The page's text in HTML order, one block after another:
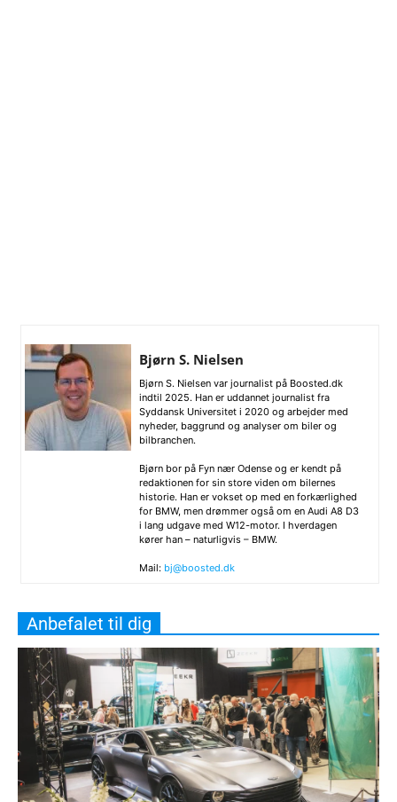
Bjørn S. Nielsen
Bjørn S. Nielsen var journalist på Boosted.dk
indtil 2025. Han er uddannet journalist fra
Syddansk Universitet i 2020 og arbejder med
nyheder, baggrund og analyser om biler og
bilbranchen.
Bjørn bor på Fyn nær Odense og er kendt på
redaktionen for sin store viden om bilernes
historie. Han er vokset op med en forkærlighed
for BMW, men drømmer også om en Audi A8 D3
i lang udgave med W12-motor. I hverdagen
kører han – naturligvis – BMW.
Mail: bj@boosted.dk